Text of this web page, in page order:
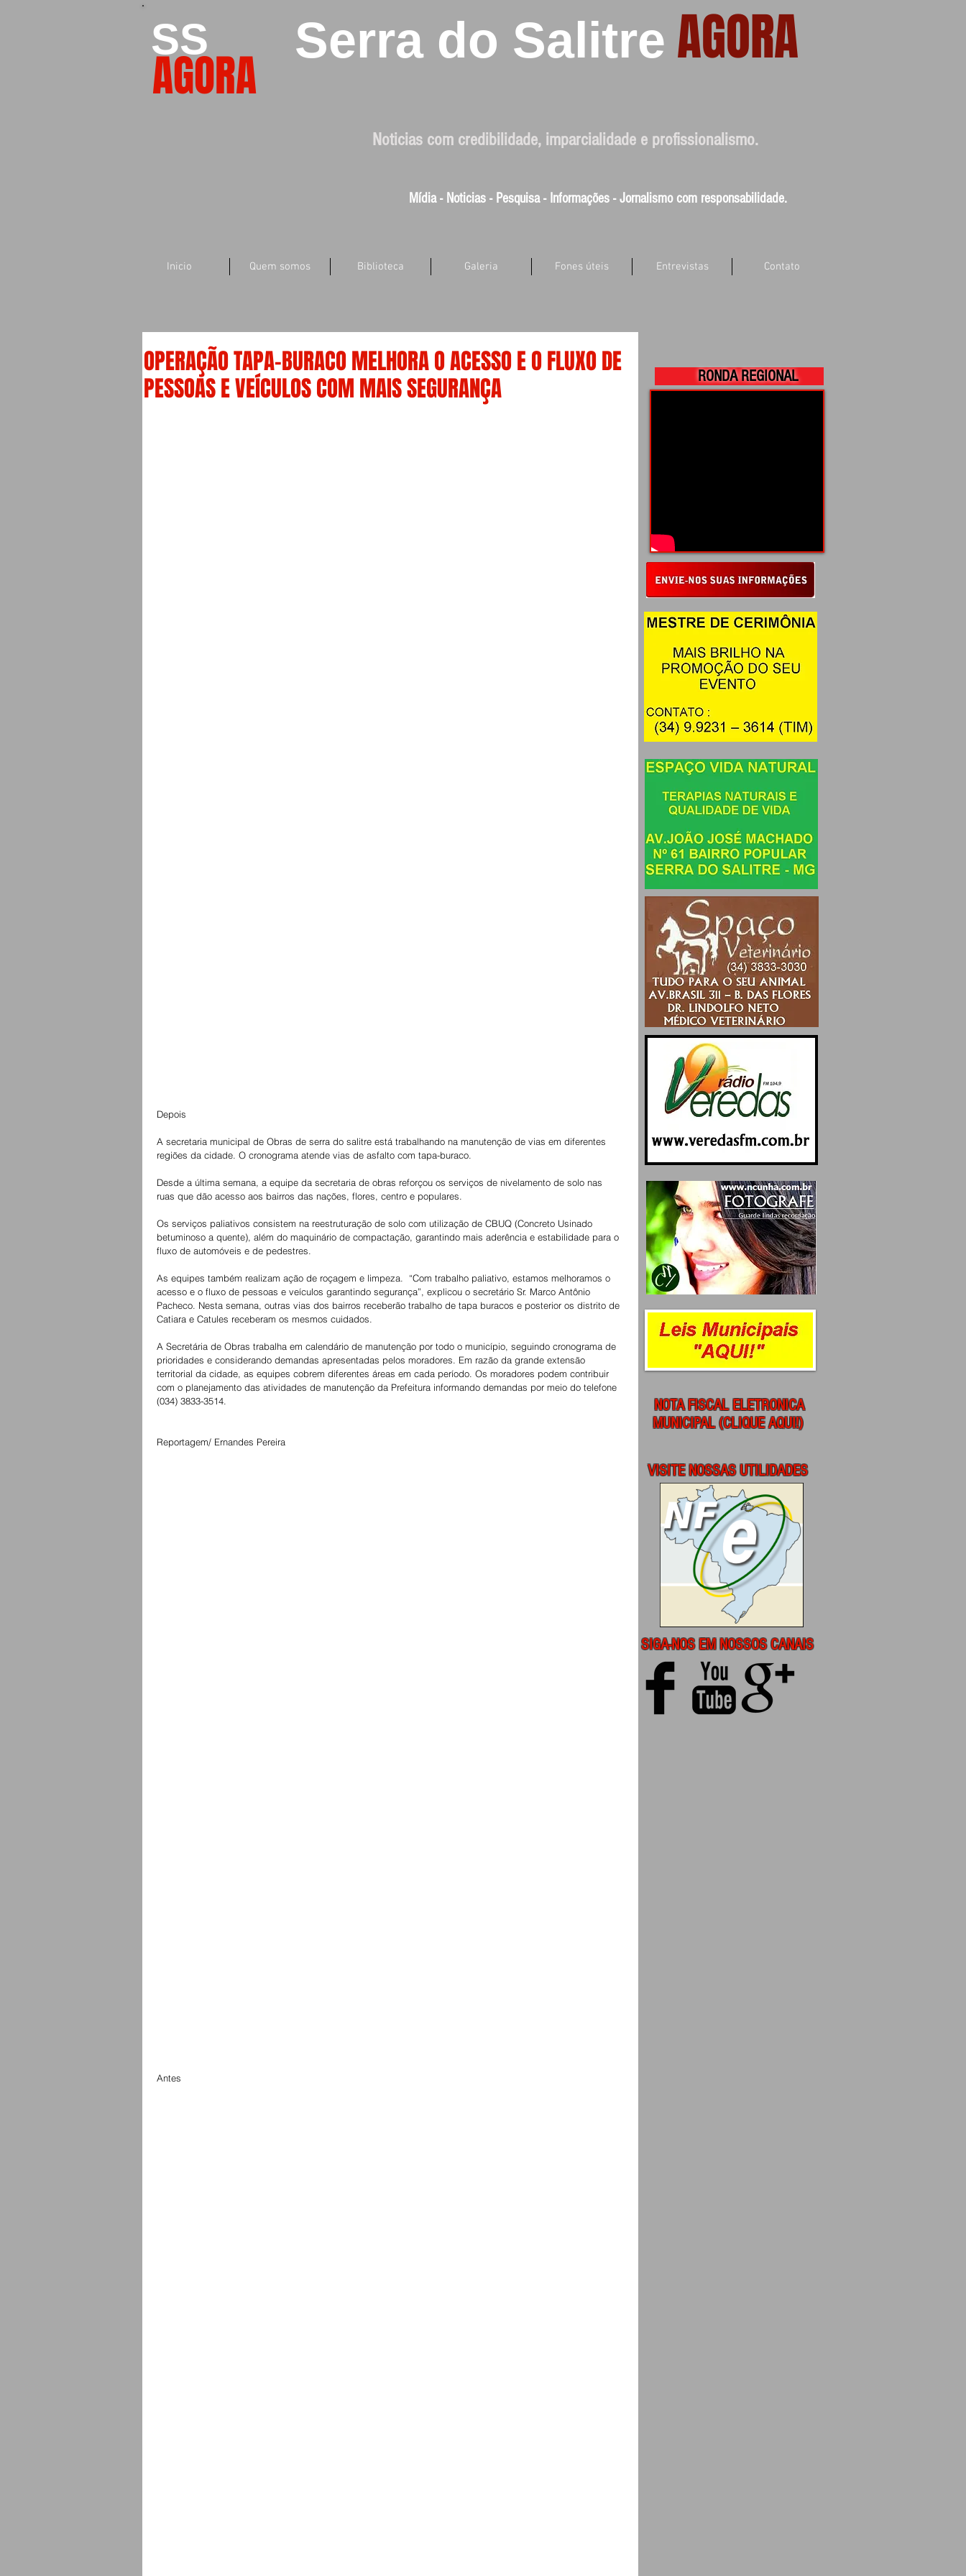
SS
AGORA
Serra do Salitre AGORA
Noticias com credibilidade, imparcialidade e profissionalismo.
Mídia - Noticias - Pesquisa - Informações - Jornalismo com responsabilidade.
Inicio Quem somos Biblioteca Galeria Fones úteis Entrevistas Contato
OPERAÇÃO TAPA-BURACO MELHORA O ACESSO E O FLUXO DE
PESSOAS E VEÍCULOS COM MAIS SEGURANÇA
Depois
A secretaria municipal de Obras de serra do salitre está trabalhando na manutenção de vias em diferentes
regiões da cidade. O cronograma atende vias de asfalto com tapa-buraco.
Desde a última semana, a equipe da secretaria de obras reforçou os serviços de nivelamento de solo nas
ruas que dão acesso aos bairros das nações, flores, centro e populares.
Os serviços paliativos consistem na reestruturação de solo com utilização de CBUQ (Concreto Usinado
betuminoso a quente), além do maquinário de compactação, garantindo mais aderência e estabilidade para o
fluxo de automóveis e de pedestres.
As equipes também realizam ação de roçagem e limpeza.  “Com trabalho paliativo, estamos melhoramos o
acesso e o fluxo de pessoas e veículos garantindo segurança”, explicou o secretário Sr. Marco Antônio
Pacheco. Nesta semana, outras vias dos bairros receberão trabalho de tapa buracos e posterior os distrito de
Catiara e Catules receberam os mesmos cuidados.
A Secretária de Obras trabalha em calendário de manutenção por todo o município, seguindo cronograma de
prioridades e considerando demandas apresentadas pelos moradores. Em razão da grande extensão
territorial da cidade, as equipes cobrem diferentes áreas em cada período. Os moradores podem contribuir
com o planejamento das atividades de manutenção da Prefeitura informando demandas por meio do telefone
(034) 3833-3514.
Reportagem/ Ernandes Pereira
Antes
RONDA REGIONAL
NOTA FISCAL ELETRONICA
MUNICIPAL (CLIQUE AQUI!)
VISITE NOSSAS UTILIDADES
SIGA-NOS EM NOSSOS CANAIS